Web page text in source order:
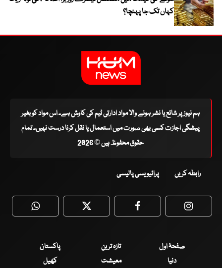
کہاں تک جا پہنچا؟
ہم نیوز پر شائع یا نشر ہونے والا مواد ادارتی ٹیم کی کاوش ہے۔ اس مواد کو بغیر
پیشگی اجازت کسی بھی صورت میں استعمال یا نقل کرنا درست نہیں۔ تمام
حقوق محفوظ ہیں © 2026
رابطہ کریں پرائیویسی پالیسی
WhatsApp Twitter Facebook
صفحۂ اول تازہ ترین
پاکستان
دنیا
معیشت کھیل